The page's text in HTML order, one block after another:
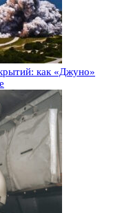
как «Джуно»